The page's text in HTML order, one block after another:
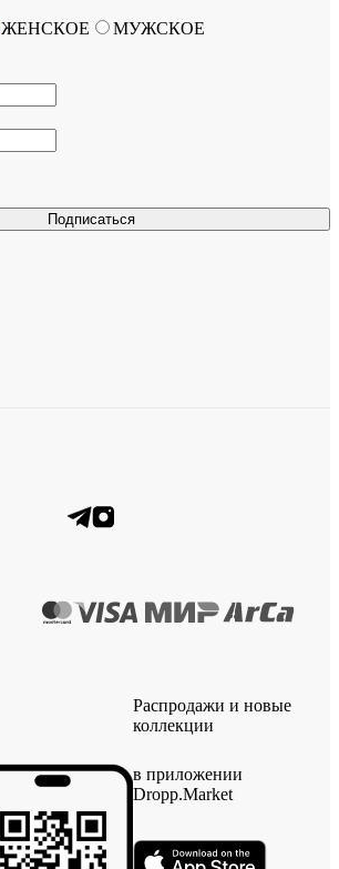
Подписаться
ЖЕНСКОЕ МУЖСКОЕ
Распродажи и новые
коллекции
в приложении
Dropp.Market